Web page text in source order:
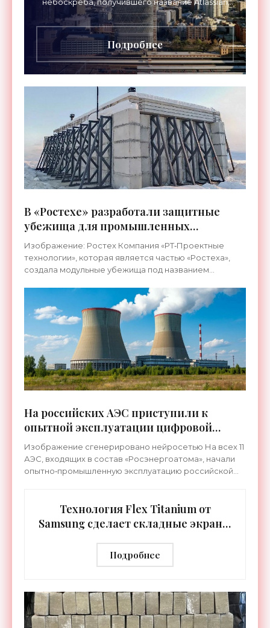
Central. Башня высотой 180 метров более чем
вдвое превзошла
Подробнее
В «Ростехе» разработали защитные
убежища для промышленных
предприятий - «Технологии»
Изображение: Ростех Компания «РТ‑Проектные
технологии», которая является частью «Ростеха»,
создала модульные убежища под названием
частности, такие
На российских АЭС приступили к
опытной эксплуатации цифровой
системы «ТОРЭКС» - «Технологии»
Изображение сгенерировано нейросетью На всех 11
АЭС, входящих в состав «Росэнергоатома», начали
опытно‑промышленную эксплуатацию российской
Технология Flex Titanium от
Samsung сделает складные экраны
«Технологии»
Подробнее